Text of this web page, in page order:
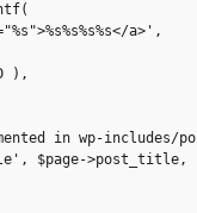
a>',
),
in wp-includes/
$page->post_title,